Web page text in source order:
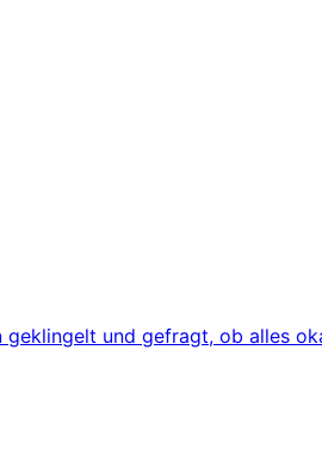
geklingelt und gefragt, ob alles